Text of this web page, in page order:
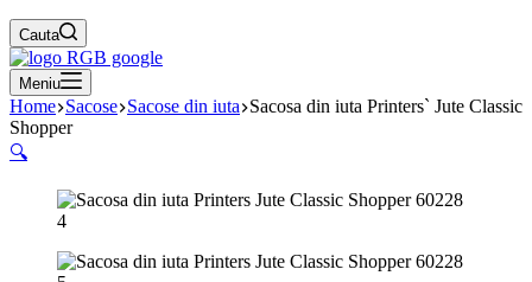
Cauta
Meniu
Home Sacose Sacose din iuta Sacosa din iuta Printers` Jute Classic
Shopper
🔍